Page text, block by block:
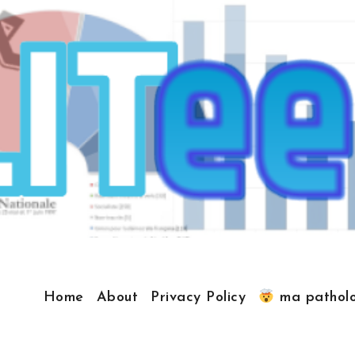
Home About Privacy Policy ma